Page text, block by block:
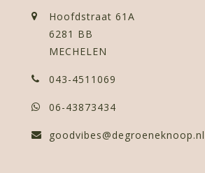
Hoofdstraat 61A
6281 BB
MECHELEN
043-4511069
06-43873434
goodvibes@degroeneknoop.nl